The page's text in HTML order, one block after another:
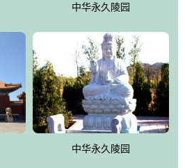
中华永久陵园
中华永久陵园